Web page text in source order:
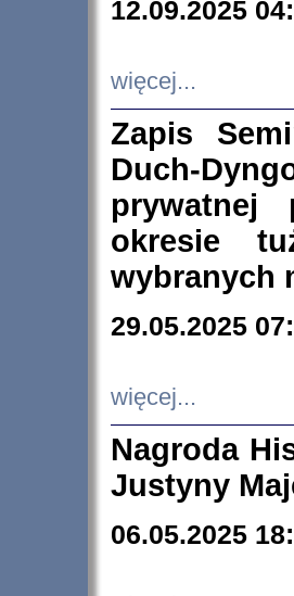
12.09.2025
więcej...
Zapis
Duch-
prywatnej
okresie
wybranych
29.05.2025
więcej...
Nagroda
Justyny
06.05.2025